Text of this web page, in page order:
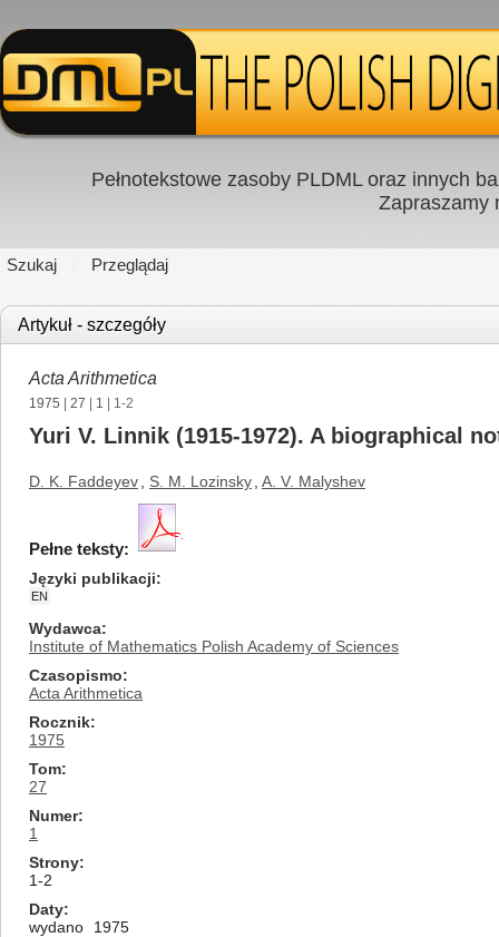
Pełnotekstowe zasoby PLDML oraz innych
Zapraszamy
Szukaj Przeglądaj
Artykuł - szczegóły
Acta Arithmetica
1975 27 1 | 1-2
Yuri V. Linnik (1915-1972). A biographical
D. K. Faddeyev S. M. Lozinsky A. V. Malyshev
Pełne teksty:
Języki publikacji
EN
Wydawca
Institute of Mathematics Polish Academy of Sciences
Czasopismo
Acta Arithmetica
Rocznik
1975
Tom
27
Numer
1
Strony
1-2
Daty
wydano
1975